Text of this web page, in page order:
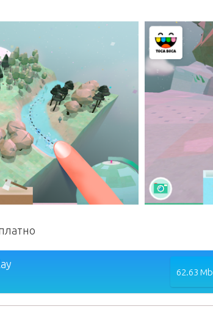
62.63 Mb